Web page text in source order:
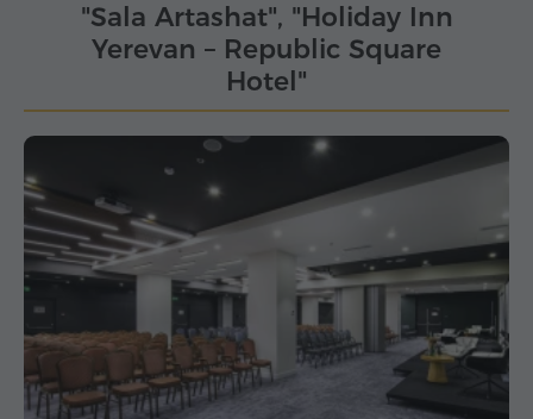
"Sala Artashat", "Holiday Inn
Yerevan – Republic Square
Hotel"